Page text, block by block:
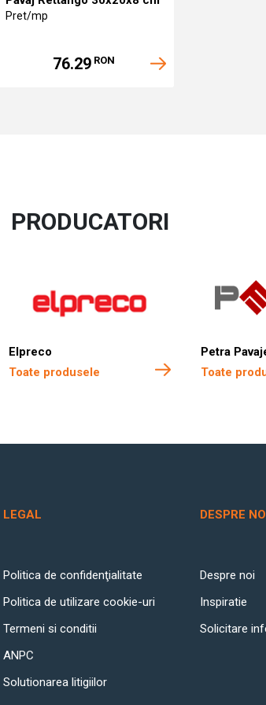
Pret/mp
76.29 RON
PRODUCATORI
Elpreco
Toate produsele
Petra
Toate
LEGAL
Politica de confidenţialitate
Politica de utilizare cookie-uri
Termeni si conditii
ANPC
Solutionarea litigiilor
DESPRE
Despre noi
Inspiratie
Solicitare